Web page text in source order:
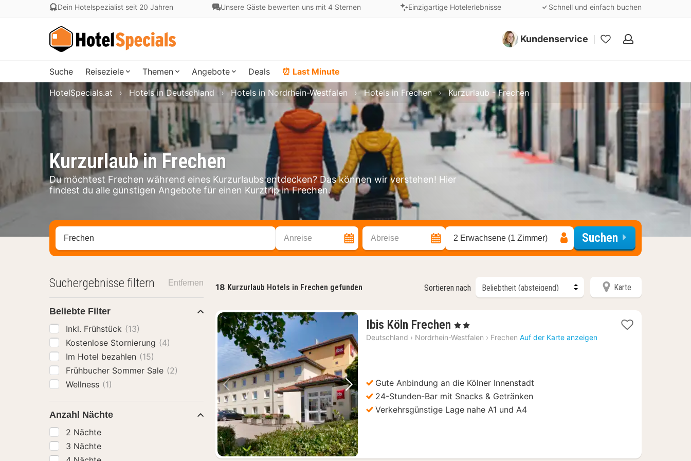
Dein Hotelspezialist seit 20 Jahren Unsere Gäste bewerten uns mit 4 Sternen Einzigartige Hotelerlebnisse Schnell und einfach buchen
Kundenservice
Meine
Suche Reiseziele Themen Angebote Deals ⏰ Last Minute
Kurzurlaub in Frechen
Du möchtest Frechen während eines Kurzurlaubs entdecken? Das können wir verstehen! Hier
findest du alle günstigen Angebote für einen Kurztrip in Frechen.
HotelSpecials.at Hotels in Deutschland Hotels in Nordrhein-Westfalen Hotels in Frechen Kurzurlaub - Frechen
Stadt, Region oder Hotel suchen Anreise Abreise 2 Erwachsene (1 Zimmer) Suchen
18 Kurzurlaub Hotels in Frechen gefunden Sortieren nach Karte
Vorheriges Bild Nächstes Bild
Ibis Köln Frechen 1
Nacht
, 2 Sterne
Deutschland › Nordrhein-Westfalen › Frechen Auf der Karte anzeigen
Gute Anbindung an die Kölner Innenstadt
24-Stunden-Bar mit Snacks & Getränken
Verkehrsgünstige Lage nahe A1 und A4
Suchergebnisse filtern Entfernen
Beliebte Filter
Inkl. Frühstück (13)
Kostenlose Stornierung (4)
Im Hotel bezahlen (15)
Frühbucher Sommer Sale (2)
Wellness (1)
Anzahl Nächte
2 Nächte
3 Nächte